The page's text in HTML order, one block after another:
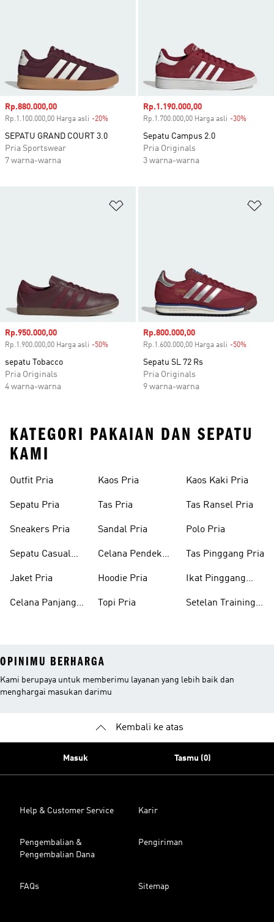
Harga penjualan
Rp.880.000,00
Rp.1.100.000,00 Harga asli -20%
SEPATU GRAND COURT 3.0
Pria Sportswear
7 warna-warna
Harga penjualan
Rp.1.190.000,00
Rp.1.700.000,00 Harga asli -30%
Sepatu Campus 2.0
Pria Originals
3 warna-warna
Harga penjualan
Rp.950.000,00
Rp.1.900.000,00 Harga asli -50%
sepatu Tobacco
Pria Originals
4 warna-warna
Harga penjualan
Rp.800.000,00
Rp.1.600.000,00 Harga asli -50%
Sepatu SL 72 Rs
Pria Originals
9 warna-warna
KATEGORI PAKAIAN DAN SEPATU
KAMI
Outfit Pria
Sepatu Pria
Sneakers Pria
Sepatu Casual
Jaket Pria
Celana Panjang
Kaos Pria
Tas Pria
Sandal Pria
Celana Pendek
Hoodie Pria
Topi Pria
Kaos Kaki Pria
Tas Ransel Pria
Polo Pria
Tas Pinggang Pria
Ikat Pinggang
Setelan Training
OPINIMU BERHARGA
Kami berupaya untuk memberimu layanan yang lebih baik dan
menghargai masukan darimu
Kembali ke atas
Masuk Tasmu (0)
Help & Customer Service Karir
Pengembalian &
Pengembalian Dana
Pengiriman
FAQs Sitemap